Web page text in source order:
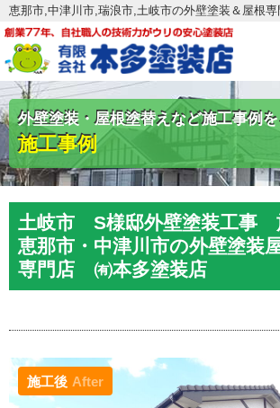
恵那市,中津川市,瑞浪市,土岐市の外壁塗装＆屋根専
外壁塗装・屋根塗替えなど施工事例
施工事例
土岐市 S様邸外壁塗装工事
恵那市・中津川市の外壁塗装
専門店 ㈲本多塗装店
施工後 After